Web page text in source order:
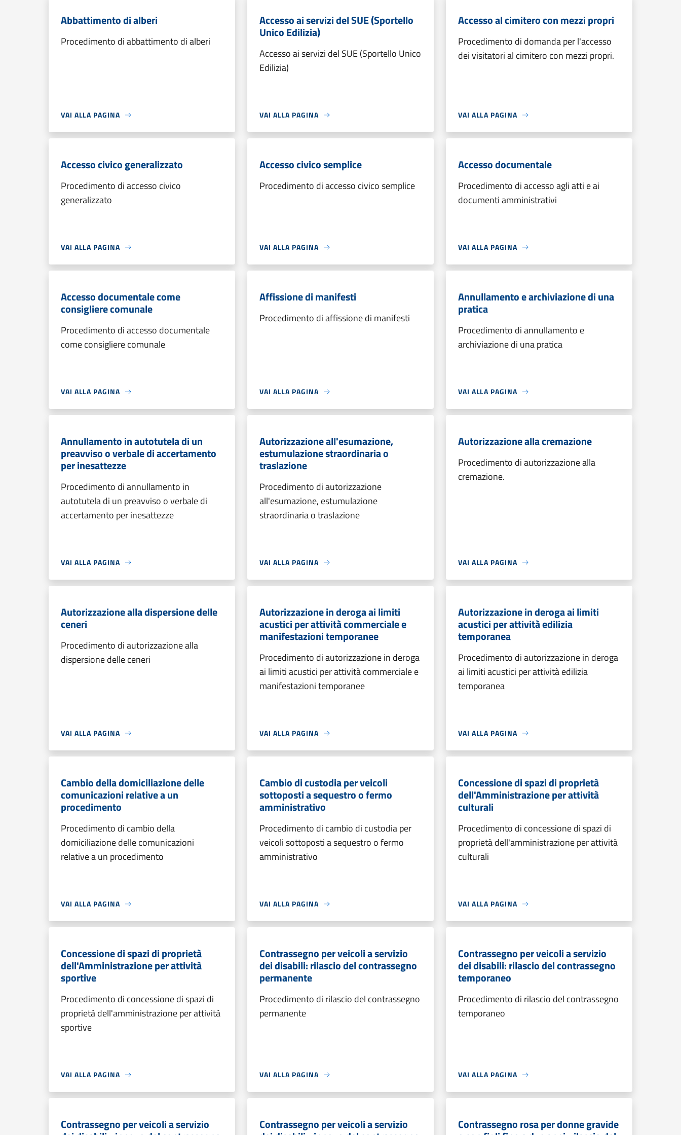
Abbattimento di alberi
Procedimento di abbattimento di alberi
VAI ALLA PAGINA
Accesso ai servizi del SUE (Sportello
Unico Edilizia)
Accesso ai servizi del SUE (Sportello Unico
Edilizia)
VAI ALLA PAGINA
Accesso al cimitero con mezzi propri
Procedimento di domanda per l'accesso
dei visitatori al cimitero con mezzi propri.
VAI ALLA PAGINA
Accesso civico generalizzato
Procedimento di accesso civico
generalizzato
VAI ALLA PAGINA
Accesso civico semplice
Procedimento di accesso civico semplice
VAI ALLA PAGINA
Accesso documentale
Procedimento di accesso agli atti e ai
documenti amministrativi
VAI ALLA PAGINA
Accesso documentale come
consigliere comunale
Procedimento di accesso documentale
come consigliere comunale
VAI ALLA PAGINA
Affissione di manifesti
Procedimento di affissione di manifesti
VAI ALLA PAGINA
Annullamento e archiviazione di una
pratica
Procedimento di annullamento e
archiviazione di una pratica
VAI ALLA PAGINA
Annullamento in autotutela di un
preavviso o verbale di accertamento
per inesattezze
Procedimento di annullamento in
autotutela di un preavviso o verbale di
accertamento per inesattezze
VAI ALLA PAGINA
Autorizzazione all'esumazione,
estumulazione straordinaria o
traslazione
Procedimento di autorizzazione
all'esumazione, estumulazione
straordinaria o traslazione
VAI ALLA PAGINA
Autorizzazione alla cremazione
Procedimento di autorizzazione alla
cremazione.
VAI ALLA PAGINA
Autorizzazione alla dispersione delle
ceneri
Procedimento di autorizzazione alla
dispersione delle ceneri
VAI ALLA PAGINA
Autorizzazione in deroga ai limiti
acustici per attività commerciale e
manifestazioni temporanee
Procedimento di autorizzazione in deroga
ai limiti acustici per attività commerciale e
manifestazioni temporanee
VAI ALLA PAGINA
Autorizzazione in deroga ai limiti
acustici per attività edilizia
temporanea
Procedimento di autorizzazione in deroga
ai limiti acustici per attività edilizia
temporanea
VAI ALLA PAGINA
Cambio della domiciliazione delle
comunicazioni relative a un
procedimento
Procedimento di cambio della
domiciliazione delle comunicazioni
relative a un procedimento
VAI ALLA PAGINA
Cambio di custodia per veicoli
sottoposti a sequestro o fermo
amministrativo
Procedimento di cambio di custodia per
veicoli sottoposti a sequestro o fermo
amministrativo
VAI ALLA PAGINA
Concessione di spazi di proprietà
dell'Amministrazione per attività
culturali
Procedimento di concessione di spazi di
proprietà dell'amministrazione per attività
culturali
VAI ALLA PAGINA
Concessione di spazi di proprietà
dell'Amministrazione per attività
sportive
Procedimento di concessione di spazi di
proprietà dell'amministrazione per attività
sportive
VAI ALLA PAGINA
Contrassegno per veicoli a servizio
dei disabili: rilascio del contrassegno
permanente
Procedimento di rilascio del contrassegno
permanente
VAI ALLA PAGINA
Contrassegno per veicoli a servizio
dei disabili: rilascio del contrassegno
temporaneo
Procedimento di rilascio del contrassegno
temporaneo
VAI ALLA PAGINA
Contrassegno per veicoli a servizio Contrassegno per veicoli a servizio Contrassegno rosa per donne gravide